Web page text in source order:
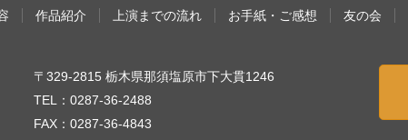
作品紹介 上演までの流れ お手紙・ご感想 友の会
〒329-2815 栃木県那須塩原市下大貫1246
TEL：0287-36-2488
FAX：0287-36-4843